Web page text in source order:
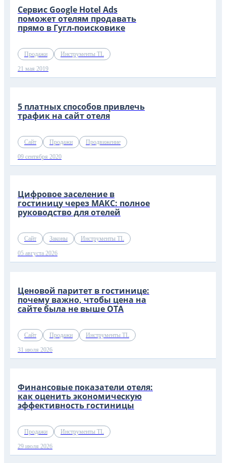
Сервис Google Hotel Ads
поможет отелям продавать
прямо в Гугл-поисковике
Продажи Инструменты TL
21 мая 2019
5 платных способов привлечь
трафик на сайт отеля
Сайт Продажи Продвижение
09 сентября 2020
Цифровое заселение в
гостиницу через МАКС: полное
руководство для отелей
Сайт Законы Инструменты TL
05 августа 2026
Ценовой паритет в гостинице:
почему важно, чтобы цена на
сайте была не выше OTA
Сайт Продажи Инструменты TL
31 июля 2026
Финансовые показатели отеля:
как оценить экономическую
эффективность гостиницы
Продажи Инструменты TL
29 июля 2026